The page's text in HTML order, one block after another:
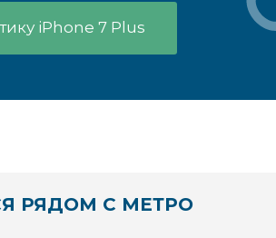
iPhone 7 Plus
РЯДОМ С МЕТРО